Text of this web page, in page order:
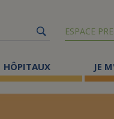
Rechercher
ESPACE
HÔPITAUX JE